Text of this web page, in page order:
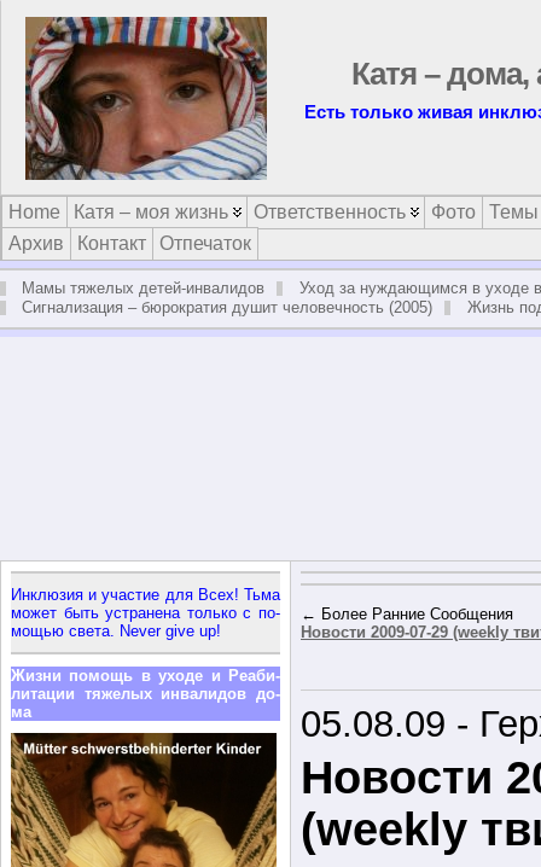
Катя – дома,
Inklusion ist die Seele
Home Катя – моя жизнь Ответственность Фото
Темы
Архив
Контакт Отпечаток
Мамы тяжелых детей-инвалидов
Уход за нуждающимся в уходе в
Сигнализация – бюрократия душит человечность (2005)
Жизнь
Ин­клю­зия и уча­стие для Всех! Тьма
мо­жет быть устра­не­на толь­ко с по­
мо­щью све­та. Never give up!
Жиз­ни по­мощь в ухо­де и Ре­а­би­
ли­та­ции тя­же­лых ин­ва­ли­дов до­
ма
← Более Ранние Сообщения
Новости 2009-07-29 (weekly
05.08.09 -
Новости
(weekly